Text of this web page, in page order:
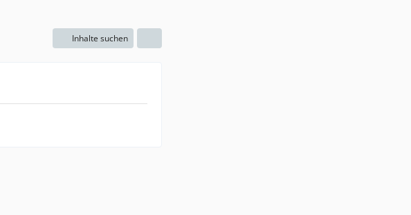
Inhalte suchen